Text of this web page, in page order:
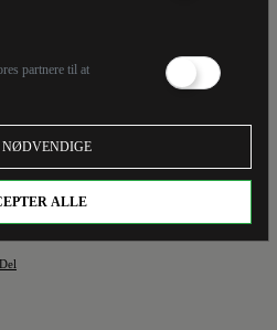
partnere til at
ALLE
1100 mennesker er dræbt siden april under
gruppe RSF.
Del